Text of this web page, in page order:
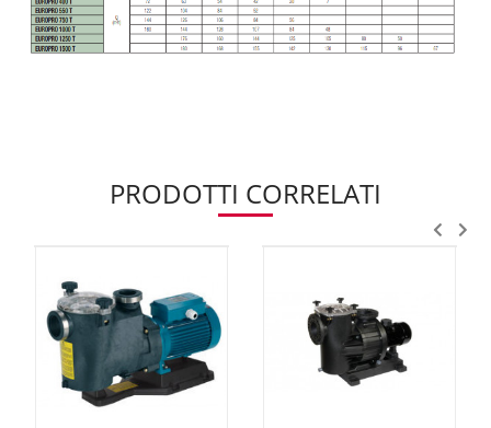
PRODOTTI CORRELATI